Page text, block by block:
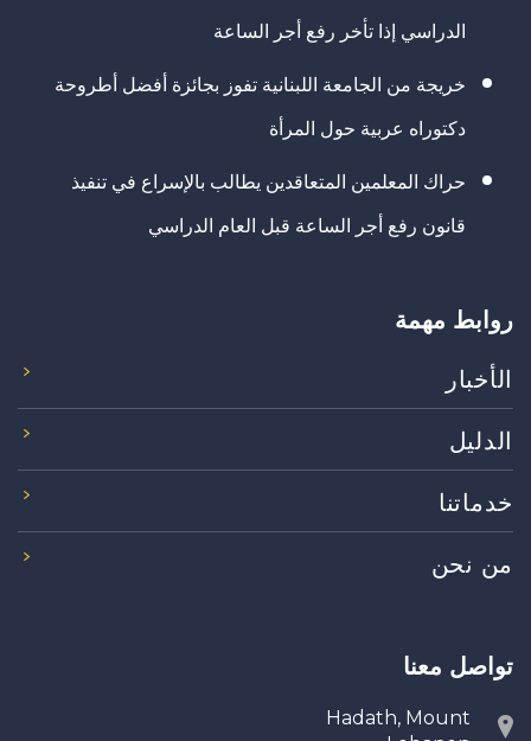
الدراسي إذا تأخر رفع أجر الساعة
خريجة من الجامعة اللبنانية تفوز بجائزة أفضل أطروحة
دكتوراه عربية حول المرأة
حراك المعلمين المتعاقدين يطالب بالإسراع في تنفيذ
قانون رفع أجر الساعة قبل العام الدراسي
روابط مهمة
الأخبار
الدليل
خدماتنا
من نحن
تواصل معنا
Hadath, Mount